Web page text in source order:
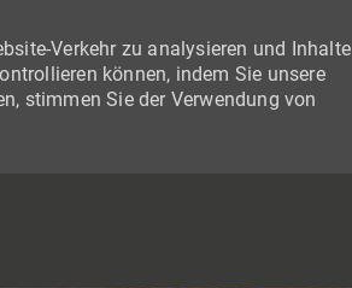
Verkehr zu analysieren und Inhalte
können, indem Sie unsere
stimmen Sie der Verwendung von